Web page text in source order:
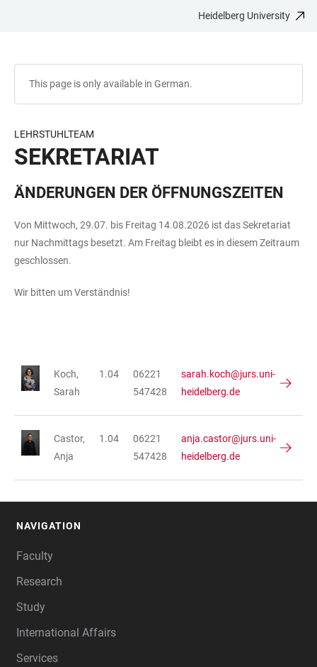
Heidelberg University
This page is only available in German.
LEHRSTUHLTEAM
SEKRETARIAT
ÄNDERUNGEN DER ÖFFNUNGSZEITEN
Von Mittwoch, 29.07. bis Freitag 14.08.2026 ist das Sekretariat
nur Nachmittags besetzt. Am Freitag bleibt es in diesem Zeitraum
geschlossen.
Wir bitten um Verständnis!
TABLE
Koch,
Sarah
1.04
06221
547428
sarah.koch@jurs.uni-
heidelberg.de
Castor,
Anja
1.04
06221
547428
anja.castor@jurs.uni-
heidelberg.de
NAVIGATION
Faculty
Research
Study
International Affairs
Services